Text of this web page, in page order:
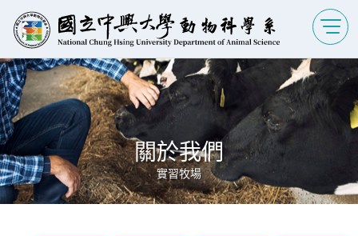
關於我們
實習牧場